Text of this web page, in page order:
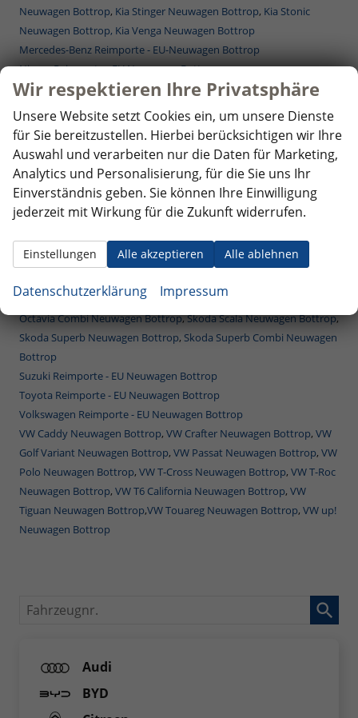
Neuwagen Bottrop, Kia Stinger Neuwagen Bottrop, Kia Stonic
Neuwagen Bottrop, Kia Venga Neuwagen Bottrop
Mercedes-Benz Reimporte - EU-Neuwagen Bottrop
Nissan Reimporte - EU Neuwagen Bottrop
Opel Reimporte - EU Neuwagen Bottrop
Peugeot Reimporte - EU Neuwagen Bottrop
Renault Reimporte - EU Neuwagen Bottrop
Seat Reimporte - EU Neuwagen Bottrop
Seat Alhambra Neuwagen Bottrop
Seat Arona Combi Neuwagen
Bottrop
Seat Ateca Neuwagen Bottrop
Seat Ibiza Neuwagen
Bottrop
Seat Leon Neuwagen Bottrop ,
Seat Leon Sportstourer ST
Seat Tarraco Neuwagen Bottrop
Skoda Reimporte - EU Neuwagen Bottrop
Skoda Fabia Neuwagen Bottrop,Skoda Fabia Combi Neuwagen
Neuwagen Bottrop,Skoda Octavia Neuwagen Bottrop
Octavia Combi Neuwagen Bottrop,Skoda Scala Neuwagen Bottrop,
Skoda Superb Neuwagen Bottrop, Skoda Superb Combi Neuwagen
Bottrop
Suzuki Reimporte - EU Neuwagen Bottrop
Toyota Reimporte - EU Neuwagen Bottrop
Volkswagen Reimporte - EU Neuwagen Bottrop
VW Caddy Neuwagen Bottrop, VW Crafter Neuwagen Bottrop, VW
Golf Variant Neuwagen Bottrop, VW Passat Neuwagen Bottrop, VW
Polo Neuwagen Bottrop, VW T-Cross Neuwagen Bottrop, VW T-Roc
Neuwagen Bottrop, VW T6 California Neuwagen Bottrop, VW
Tiguan Neuwagen Bottrop,VW Touareg Neuwagen Bottrop, VW up!
Neuwagen Bottrop
Fahrzeugnr.
Audi
BYD
Wir respektieren Ihre Privatsphäre
Unsere Website setzt Cookies ein, um unsere Dienste
für Sie bereitzustellen. Hierbei berücksichtigen wir Ihre
Auswahl und verarbeiten nur die Daten für Marketing,
Analytics und Personalisierung, für die Sie uns Ihr
Einverständnis geben. Sie können Ihre Einwilligung
jederzeit mit Wirkung für die Zukunft widerrufen.
Alle akzeptieren Alle ablehnen
Einstellungen
Datenschutzerklärung Impressum